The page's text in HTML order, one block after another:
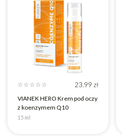
☆ ☆ ☆ ☆ ☆ 23.99 zł
VIANEK HERO Krem pod oczy
z koenzymem Q10
15 ml